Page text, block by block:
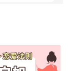
22分钟前